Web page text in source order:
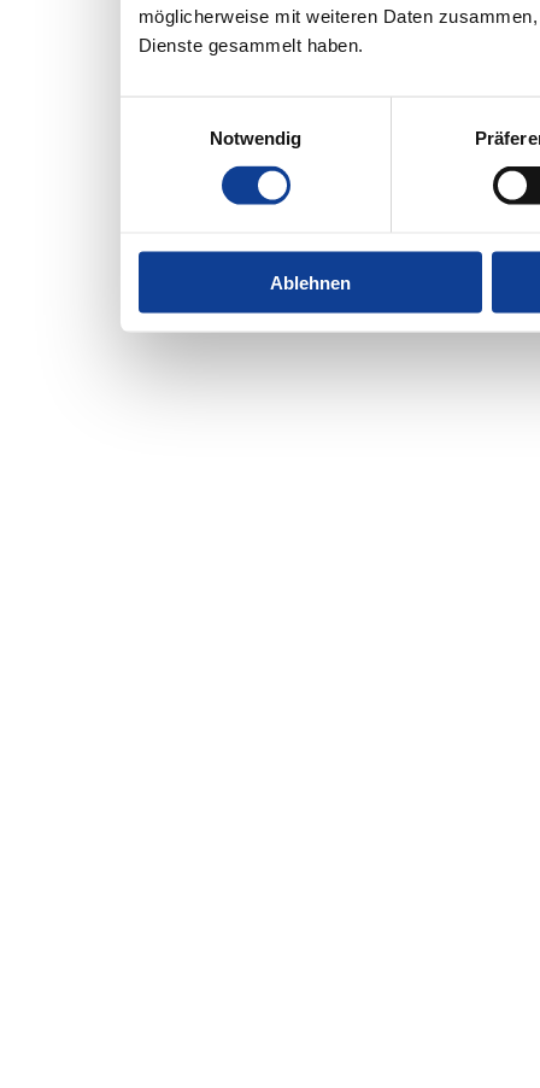
möglicherweise mit weiteren Daten
Dienste gesammelt haben.
Notwendig
Ablehnen